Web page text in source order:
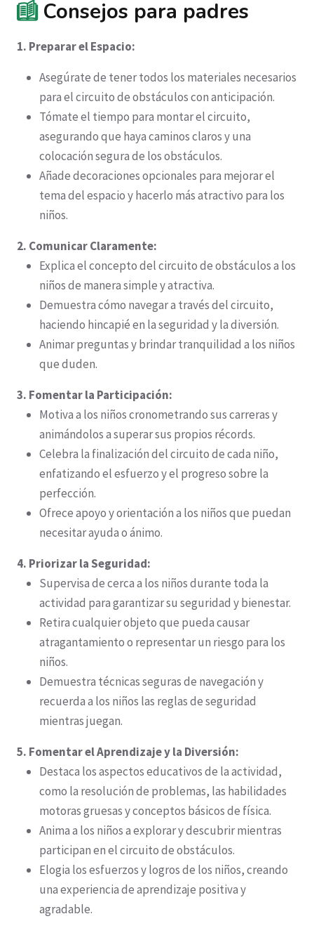
Consejos para padres
1. Preparar el Espacio:
Asegúrate de tener todos los materiales necesarios
para el circuito de obstáculos con anticipación.
Tómate el tiempo para montar el circuito,
asegurando que haya caminos claros y una
colocación segura de los obstáculos.
Añade decoraciones opcionales para mejorar el
tema del espacio y hacerlo más atractivo para los
niños.
2. Comunicar Claramente:
Explica el concepto del circuito de obstáculos a los
niños de manera simple y atractiva.
Demuestra cómo navegar a través del circuito,
haciendo hincapié en la seguridad y la diversión.
Animar preguntas y brindar tranquilidad a los niños
que duden.
3. Fomentar la Participación:
Motiva a los niños cronometrando sus carreras y
animándolos a superar sus propios récords.
Celebra la finalización del circuito de cada niño,
enfatizando el esfuerzo y el progreso sobre la
perfección.
Ofrece apoyo y orientación a los niños que puedan
necesitar ayuda o ánimo.
4. Priorizar la Seguridad:
Supervisa de cerca a los niños durante toda la
actividad para garantizar su seguridad y bienestar.
Retira cualquier objeto que pueda causar
atragantamiento o representar un riesgo para los
niños.
Demuestra técnicas seguras de navegación y
recuerda a los niños las reglas de seguridad
mientras juegan.
5. Fomentar el Aprendizaje y la Diversión:
Destaca los aspectos educativos de la actividad,
como la resolución de problemas, las habilidades
motoras gruesas y conceptos básicos de física.
Anima a los niños a explorar y descubrir mientras
participan en el circuito de obstáculos.
Elogia los esfuerzos y logros de los niños, creando
una experiencia de aprendizaje positiva y
agradable.